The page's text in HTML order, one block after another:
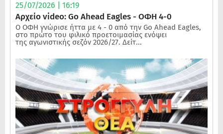
25/07/2026 | 16:19
Αρχείο video: Go Ahead Eagles - ΟΦΗ 4-0
Ο ΟΦΗ γνώρισε ήττα με 4 - 0 από την Go Ahead Eagles,
στο πρώτο του φιλικό προετοιμασίας ενόψει
της αγωνιστικής σεζόν 2026/27. Δείτ...